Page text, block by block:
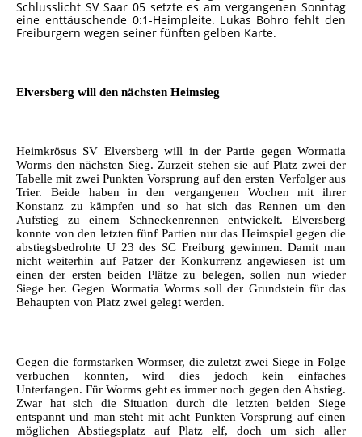
Schlusslicht SV Saar 05 setzte es am vergangenen Sonntag
eine enttäuschende 0:1-Heimpleite. Lukas Bohro fehlt den
Freiburgern wegen seiner fünften gelben Karte.
Elversberg will den nächsten Heimsieg
Heimkrösus SV Elversberg will in der Partie gegen Wormatia
Worms den nächsten Sieg. Zurzeit stehen sie auf Platz zwei der
Tabelle mit zwei Punkten Vorsprung auf den ersten Verfolger aus
Trier. Beide haben in den vergangenen Wochen mit ihrer
Konstanz zu kämpfen und so hat sich das Rennen um den
Aufstieg zu einem Schneckenrennen entwickelt. Elversberg
konnte von den letzten fünf Partien nur das Heimspiel gegen die
abstiegsbedrohte U 23 des SC Freiburg gewinnen. Damit man
nicht weiterhin auf Patzer der Konkurrenz angewiesen ist um
einen der ersten beiden Plätze zu belegen, sollen nun wieder
Siege her. Gegen Wormatia Worms soll der Grundstein für das
Behaupten von Platz zwei gelegt werden.
Gegen die formstarken Wormser, die zuletzt zwei Siege in Folge
verbuchen konnten, wird dies jedoch kein einfaches
Unterfangen. Für Worms geht es immer noch gegen den Abstieg.
Zwar hat sich die Situation durch die letzten beiden Siege
entspannt und man steht mit acht Punkten Vorsprung auf einen
möglichen Abstiegsplatz auf Platz elf, doch um sich aller